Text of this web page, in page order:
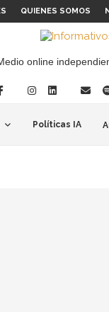
QUIENES SOMOS
online
Políticas IA